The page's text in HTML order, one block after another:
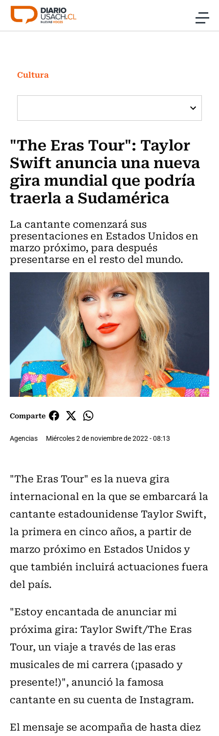
Click acá para ir directamente al contenido
Investigación
Cultura
Programas Radio y TV Usach
Cultura
"The Eras Tour": Taylor
Swift anuncia una nueva
gira mundial que podría
traerla a Sudamérica
La cantante comenzará sus
presentaciones en Estados Unidos en
marzo próximo, para después
presentarse en el resto del mundo.
Comparte
Agencias Miércoles 2 de noviembre de 2022 - 08:13
"The Eras Tour" es la nueva gira
internacional en la que se embarcará la
cantante estadounidense Taylor Swift,
la primera en cinco años, a partir de
marzo próximo en Estados Unidos y
que también incluirá actuaciones fuera
del país.
"Estoy encantada de anunciar mi
próxima gira: Taylor Swift/The Eras
Tour, un viaje a través de las eras
musicales de mi carrera (¡pasado y
presente!)", anunció la famosa
cantante en su cuenta de Instagram.
El mensaje se acompaña de hasta diez